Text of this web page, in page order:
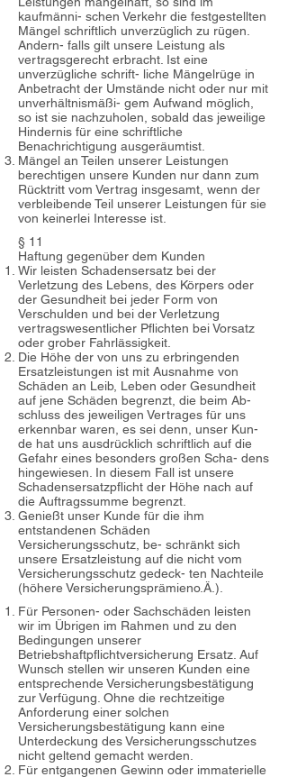
kaufmänni- schen Verkehr die festgestellten
Mängel schriftlich unverzüglich zu rügen.
Andern- falls gilt unsere Leistung als
vertragsgerecht erbracht. Ist eine
unverzügliche schrift- liche Mängelrüge in
Anbetracht der Umstände nicht oder nur mit
unverhältnismäßi- gem Aufwand möglich,
so ist sie nachzuholen, sobald das jeweilige
Hindernis für eine schriftliche
Benachrichtigung ausgeräumtist.
Mängel an Teilen unserer Leistungen
berechtigen unsere Kunden nur dann zum
Rücktritt vom Vertrag insgesamt, wenn der
verbleibende Teil unserer Leistungen für sie
von keinerlei Interesse ist.
§ 11
Haftung gegenüber dem Kunden
Wir leisten Schadensersatz bei der
Verletzung des Lebens, des Körpers oder
der Gesundheit bei jeder Form von
Verschulden und bei der Verletzung
vertragswesentlicher Pflichten bei Vorsatz
oder grober Fahrlässigkeit.
Die Höhe der von uns zu erbringenden
Ersatzleistungen ist mit Ausnahme von
Schäden an Leib, Leben oder Gesundheit
auf jene Schäden begrenzt, die beim Ab-
schluss des jeweiligen Vertrages für uns
erkennbar waren, es sei denn, unser Kun-
de hat uns ausdrücklich schriftlich auf die
Gefahr eines besonders großen Scha- dens
hingewiesen. In diesem Fall ist unsere
Schadensersatzpflicht der Höhe nach auf
die Auftragssumme begrenzt.
Genießt unser Kunde für die ihm
entstandenen Schäden
Versicherungsschutz, be- schränkt sich
unsere Ersatzleistung auf die nicht vom
Versicherungsschutz gedeck- ten Nachteile
(höhere Versicherungsprämieno.Ä.).
Für Personen- oder Sachschäden leisten
wir im Übrigen im Rahmen und zu den
Bedingungen unserer
Betriebshaftpflichtversicherung Ersatz. Auf
Wunsch stellen wir unseren Kunden eine
entsprechende Versicherungsbestätigung
zur Verfügung. Ohne die rechtzeitige
Anforderung einer solchen
Versicherungsbestätigung kann eine
Unterdeckung des Versicherungsschutzes
nicht geltend gemacht werden.
Für entgangenen Gewinn oder immaterielle